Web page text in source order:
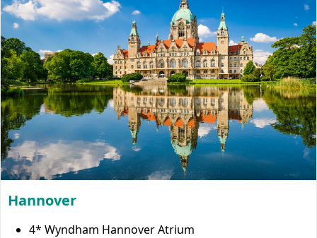
Hannover
4* Wyndham Hannover Atrium